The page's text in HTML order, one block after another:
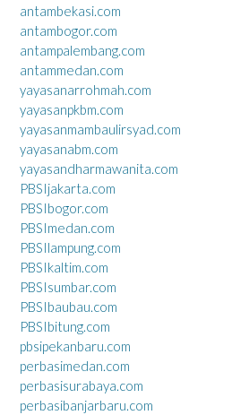
antambekasi.com
antambogor.com
antampalembang.com
antammedan.com
yayasanarrohmah.com
yayasanpkbm.com
yayasanmambaulirsyad.com
yayasanabm.com
yayasandharmawanita.com
PBSIjakarta.com
PBSIbogor.com
PBSImedan.com
PBSIlampung.com
PBSIkaltim.com
PBSIsumbar.com
PBSIbaubau.com
PBSIbitung.com
pbsipekanbaru.com
perbasimedan.com
perbasisurabaya.com
perbasibanjarbaru.com